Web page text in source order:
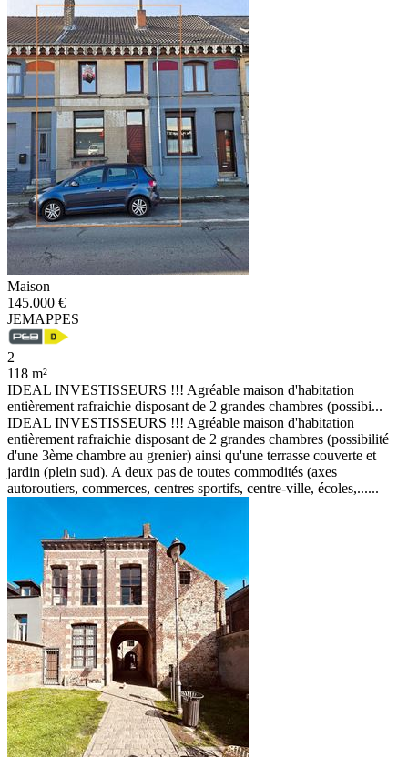
Maison
145.000 €
JEMAPPES
2
118 m²
IDEAL INVESTISSEURS !!! Agréable maison d'habitation
entièrement rafraichie disposant de 2 grandes chambres (possibi...
IDEAL INVESTISSEURS !!! Agréable maison d'habitation
entièrement rafraichie disposant de 2 grandes chambres (possibilité
d'une 3ème chambre au grenier) ainsi qu'une terrasse couverte et
jardin (plein sud). A deux pas de toutes commodités (axes
autoroutiers, commerces, centres sportifs, centre-ville, écoles,......